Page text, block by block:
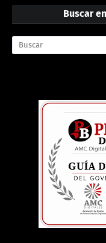
Buscar